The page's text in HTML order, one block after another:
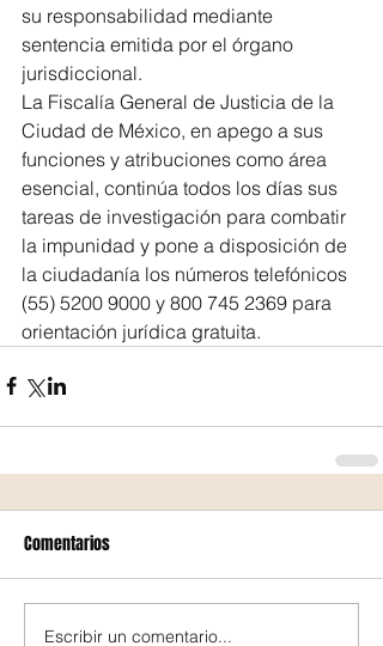
su responsabilidad mediante
sentencia emitida por el órgano
jurisdiccional.
La Fiscalía General de Justicia de la
Ciudad de México, en apego a sus
funciones y atribuciones como área
esencial, continúa todos los días sus
tareas de investigación para combatir
la impunidad y pone a disposición de
la ciudadanía los números telefónicos
(55) 5200 9000 y 800 745 2369 para
orientación jurídica gratuita.
Comentarios
Escribir un comentario...